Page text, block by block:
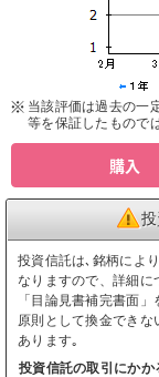
当該評価は過去の一
等を保証したもので
購入
投資信託は､銘柄によ
なりますので、詳細に
「目論見書補完書面
原則として換金でき
あります｡
投資信託の取引にかか